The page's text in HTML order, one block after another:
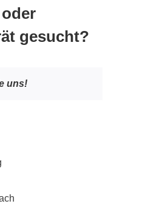
gesucht?
uns!